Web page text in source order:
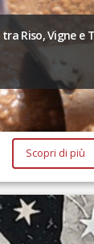
Riso, Vigne e
Scopri di più